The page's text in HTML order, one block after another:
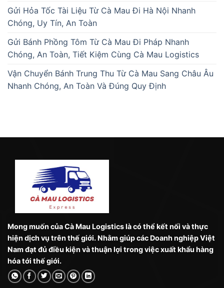
Gửi Hỏa Tốc Tài Liệu Từ Cà Mau Đi Hà Nội Nhanh
Chóng, Uy Tín, An Toàn
Gửi Bánh Phồng Tôm Từ Cà Mau Đi Pháp Nhanh
Chóng, An Toàn, Tiết Kiệm Cùng Cà Mau Logistics
Vận Chuyển Bánh Trung Thu Từ Cà Mau Sang Châu Âu
Nhanh Chóng, An Toàn Và Đúng Quy Định
Mong muốn của Cà Mau Logistics là có thể kết nối và thực
hiện dịch vụ trên thế giới. Nhằm giúp các Doanh nghiệp Việt
Nam đạt đủ điều kiện và thuận lợi trong việc xuất khẩu hàng
hóa tới thế giới.